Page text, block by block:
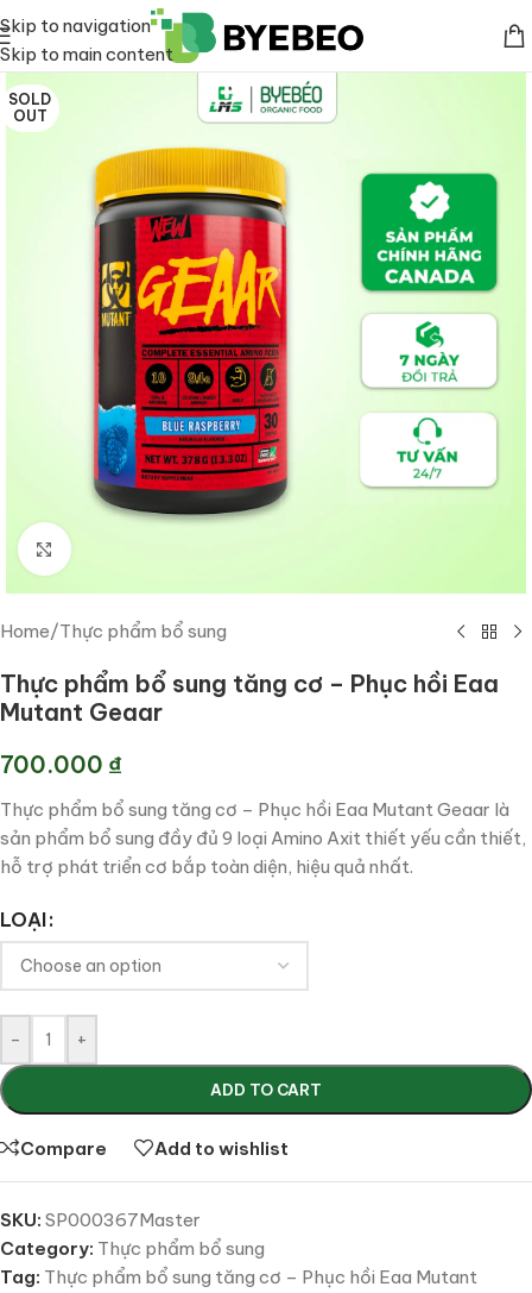
Skip to navigation
Skip to main content
SOLD
OUT
Click to enlarge
Home/Thực phẩm bổ sung
Thực phẩm bổ sung tăng cơ – Phục hồi Eaa
Mutant Geaar
700.000 ₫
Thực phẩm bổ sung tăng cơ – Phục hồi Eaa Mutant Geaar là
sản phẩm bổ sung đầy đủ 9 loại Amino Axit thiết yếu cần thiết,
hỗ trợ phát triển cơ bắp toàn diện, hiệu quả nhất.
LOẠI
- +
ADD TO CART
Compare Add to wishlist
SKU: SP000367Master
Category: Thực phẩm bổ sung
Tag: Thực phẩm bổ sung tăng cơ – Phục hồi Eaa Mutant